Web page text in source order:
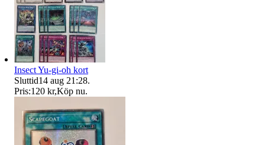
Insect Yu-gi-oh kort
Sluttid14 aug 21:28.
Pris:120 kr,Köp nu.